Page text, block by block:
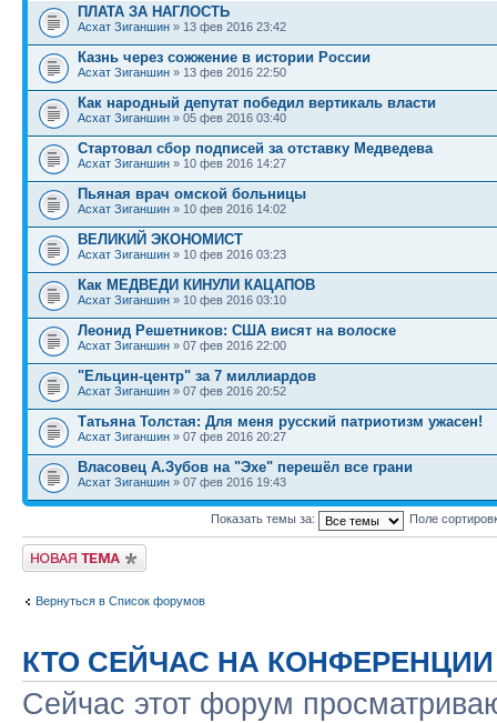
ПЛАТА ЗА НАГЛОСТЬ
Асхат Зиганшин » 13 фев 2016 23:42
Казнь через сожжение в истории России
Асхат Зиганшин » 13 фев 2016 22:50
Как народный депутат победил вертикаль власти
Асхат Зиганшин » 05 фев 2016 03:40
Стартовал сбор подписей за отставку Медведева
Асхат Зиганшин » 10 фев 2016 14:27
Пьяная врач омской больницы
Асхат Зиганшин » 10 фев 2016 14:02
ВЕЛИКИЙ ЭКОНОМИСТ
Асхат Зиганшин » 10 фев 2016 03:23
Как МЕДВЕДИ КИНУЛИ КАЦАПОВ
Асхат Зиганшин » 10 фев 2016 03:10
Леонид Решетников: США висят на волоске
Асхат Зиганшин » 07 фев 2016 22:00
"Ельцин-центр" за 7 миллиардов
Асхат Зиганшин » 07 фев 2016 20:52
Татьяна Толстая: Для меня русский патриотизм ужасен!
Асхат Зиганшин » 07 фев 2016 20:27
Власовец А.Зубов на "Эхе" перешёл все грани
Асхат Зиганшин » 07 фев 2016 19:43
Показать темы за: Поле
Новая тема
Вернуться в Список форумов
КТО СЕЙЧАС НА КОНФЕРЕНЦИИ
Сейчас этот форум